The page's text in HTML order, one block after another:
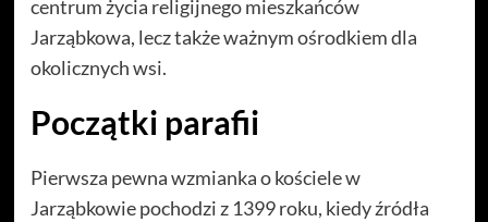
centrum życia religijnego mieszkańców
Jarząbkowa, lecz także ważnym ośrodkiem dla
okolicznych wsi.
Początki parafii
Pierwsza pewna wzmianka o kościele w
Jarząbkowie pochodzi z 1399 roku, kiedy źródła